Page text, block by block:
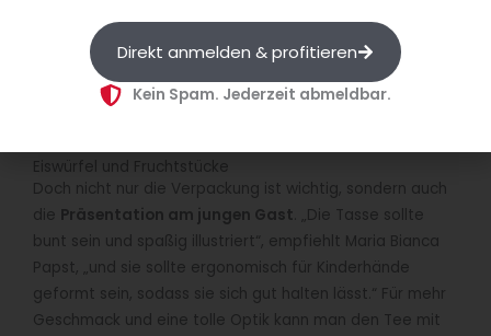
Gäste im Bereich HoReCa wendet. Die Packung ist mit
Teddybären und stilisierten Himbeeren und Erdbeeren
Eiswürfel und Fruchtstücke
Doch nicht nur die Verpackung ist wichtig, sondern auch
die Präsentation am jungen Gast . „Die Tasse sollte
bunt sein und spaßig illustriert“, empfiehlt Maria Bianca
Papst, „und sie sollte ergonomisch für Kinderhände
geformt sein, sodass sie sich gut halten lässt.“ Für mehr
Geschmack und eine tolle Optik kann man den Tee mit
Direkt anmelden & profitieren
Kein Spam. Jederzeit abmeldbar.